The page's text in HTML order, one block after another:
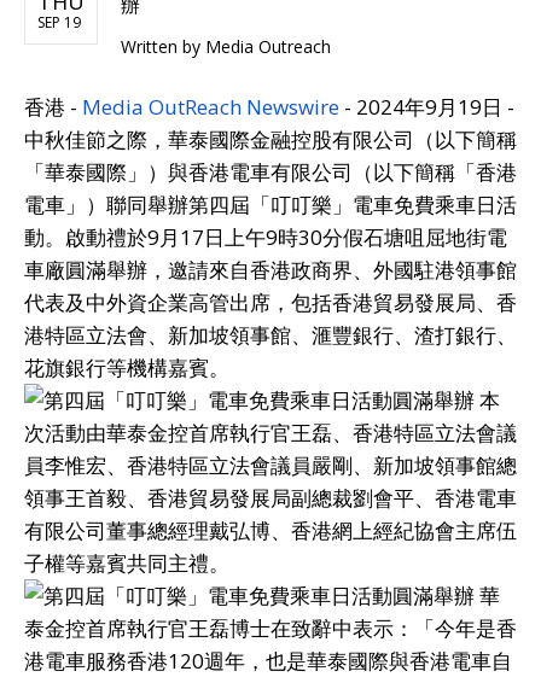
SEP 19
Written by Media Outreach
香港 - Media OutReach Newswire - 2024年9月19日 -
中秋佳節之際，華泰國際金融控股有限公司（以下簡稱
「華泰國際」）與香港電車有限公司（以下簡稱「香港
電車」）聯同舉辦第四屆「叮叮樂」電車免費乘車日活
動。啟動禮於9月17日上午9時30分假石塘咀屈地街電
車廠圓滿舉辦，邀請來自香港政商界、外國駐港領事館
代表及中外資企業高管出席，包括香港貿易發展局、香
港特區立法會、新加坡領事館、滙豐銀行、渣打銀行、
花旗銀行等機構嘉賓。
本
次活動由華泰金控首席執行官王磊、香港特區立法會議
員李惟宏、香港特區立法會議員嚴剛、新加坡領事館總
領事王首毅、香港貿易發展局副總裁劉會平、香港電車
有限公司董事總經理戴弘博、香港網上經紀協會主席伍
子權等嘉賓共同主禮。
華
泰金控首席執行官王磊博士在致辭中表示：「今年是香
港電車服務香港120週年，也是華泰國際與香港電車自